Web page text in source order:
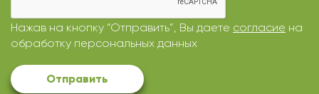
Нажав на кнопку “Отправить”, Вы даете согласие на
обработку персональных данных
Отправить